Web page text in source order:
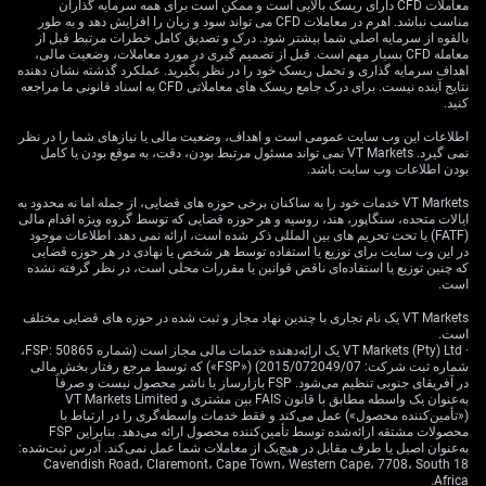
Washington, aiming for tariff revisions on certain
exports. In the meantime, liquidity cushions will be used
to ease the strain on affected companies. The
underlying message here isn’t just about diplomacy; it’s
about buying time and keeping domestic activity from
Impacts On Trade Policy
And Market Sentiment
There is some optimism around employment and
household income stabilising, but it’s measured. With
trade tensions escalating and imported goods getting
pricier, that optimism risks slipping. As external
pressure mounts, the risk isn’t just higher costs – it’s an
erosion of purchasing power that’s already fragile.
We’ve seen how households respond when prices rise
too quickly. Confidence wanes. Spending tightens. That
loop can be hard to break.
معاملات CFD دارای ریسک بالایی است و ممکن است برای همه سرمایه گذاران
مناسب نباشد. اهرم در معاملات CFD می تواند سود و زیان را افزایش دهد و به طور
بالقوه از سرمایه اصلی شما بیشتر شود. درک و تصدیق کامل خطرات مرتبط قبل از
معامله CFD بسیار مهم است. قبل از تصمیم گیری در مورد معاملات، وضعیت مالی،
اهداف سرمایه گذاری و تحمل ریسک خود را در نظر بگیرید. عملکرد گذشته نشان دهنده
نتایج آینده نیست. برای درک جامع ریسک های معاملاتی CFD به اسناد قانونی ما مراجعه
کنید.
اطلاعات این وب سایت عمومی است و اهداف، وضعیت مالی یا نیازهای شما را در نظر
نمی گیرد. VT Markets نمی تواند مسئول مرتبط بودن، دقت، به موقع بودن یا کامل
بودن اطلاعات وب سایت باشد.
VT Markets خدمات خود را به ساکنان برخی حوزه های قضایی، از جمله اما نه محدود به
ایالات متحده، سنگاپور، هند، روسیه و هر حوزه قضایی که توسط گروه ویژه اقدام مالی
(FATF) یا تحت تحریم های بین المللی ذکر شده است، ارائه نمی دهد. اطلاعات موجود
در این وب سایت برای توزیع یا استفاده توسط هر شخص یا نهادی در هر حوزه قضایی
که چنین توزیع یا استفاده‌ای ناقض قوانین یا مقررات محلی است، در نظر گرفته نشده
است.
VT Markets یک نام تجاری با چندین نهاد مجاز و ثبت شده در حوزه های قضایی مختلف
است.
· VT Markets (Pty) Ltd یک ارائه‌دهنده خدمات مالی مجاز است (شماره FSP: 50865،
شماره ثبت شرکت: 2015/072049/07) («FSP») که توسط مرجع رفتار بخش مالی
در آفریقای جنوبی تنظیم می‌شود. FSP بازارساز یا ناشر محصول نیست و صرفاً
به‌عنوان یک واسطه مطابق با قانون FAIS بین مشتری و VT Markets Limited
(«تأمین‌کننده محصول») عمل می‌کند و فقط خدمات واسطه‌گری را در ارتباط با
محصولات مشتقه ارائه‌شده توسط تأمین‌کننده محصول ارائه می‌دهد. بنابراین FSP
به‌عنوان اصیل یا طرف مقابل در هیچ‌یک از معاملات شما عمل نمی‌کند. آدرس ثبت‌شده:
18 Cavendish Road، Claremont، Cape Town، Western Cape، 7708، South
Africa.